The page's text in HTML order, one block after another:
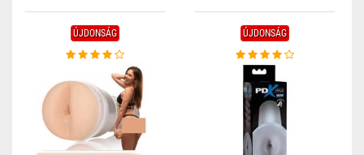
ÚJDONSÁG ÚJDONSÁG